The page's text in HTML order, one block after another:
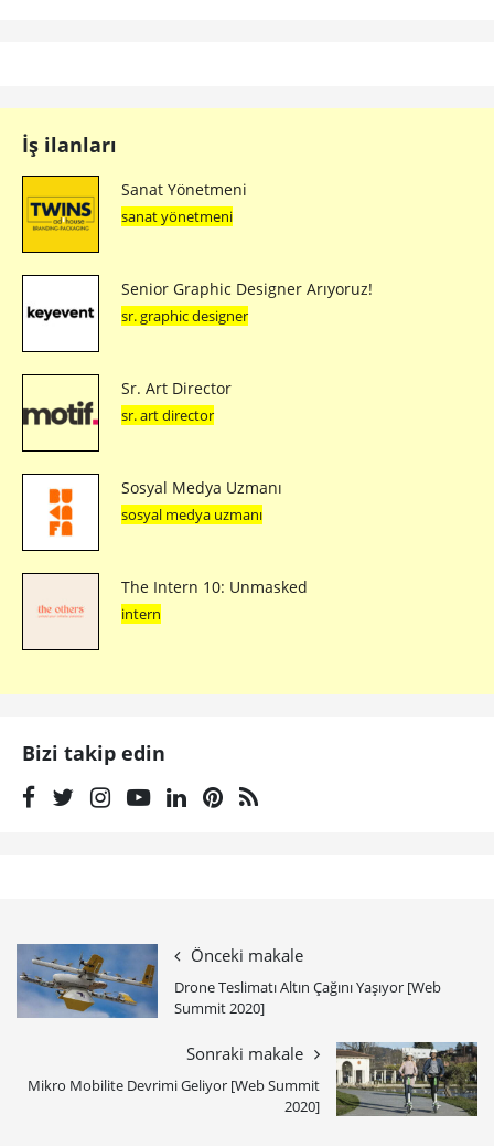
İş ilanları
Sanat Yönetmeni
sanat yönetmeni
Senior Graphic Designer Arıyoruz!
sr. graphic designer
Sr. Art Director
sr. art director
Sosyal Medya Uzmanı
sosyal medya uzmanı
The Intern 10: Unmasked
intern
Bizi takip edin
Önceki makale
Drone Teslimatı Altın Çağını Yaşıyor [Web
Summit 2020]
Sonraki makale
Mikro Mobilite Devrimi Geliyor [Web Summit
2020]